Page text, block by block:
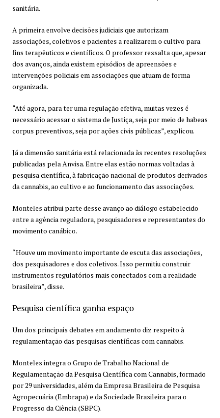
sanitária.
A primeira envolve decisões judiciais que autorizam
associações, coletivos e pacientes a realizarem o cultivo para
fins terapêuticos e científicos. O professor ressalta que, apesar
dos avanços, ainda existem episódios de apreensões e
intervenções policiais em associações que atuam de forma
organizada.
“Até agora, para ter uma regulação efetiva, muitas vezes é
necessário acessar o sistema de Justiça, seja por meio de habeas
corpus preventivos, seja por ações civis públicas”, explicou.
Já a dimensão sanitária está relacionada às recentes resoluções
publicadas pela Anvisa. Entre elas estão normas voltadas à
pesquisa científica, à fabricação nacional de produtos derivados
da cannabis, ao cultivo e ao funcionamento das associações.
Monteles atribui parte desse avanço ao diálogo estabelecido
entre a agência reguladora, pesquisadores e representantes do
movimento canábico.
“Houve um movimento importante de escuta das associações,
dos pesquisadores e dos coletivos. Isso permitiu construir
instrumentos regulatórios mais conectados com a realidade
brasileira”, disse.
Pesquisa científica ganha espaço
Um dos principais debates em andamento diz respeito à
regulamentação das pesquisas científicas com cannabis.
Monteles integra o Grupo de Trabalho Nacional de
Regulamentação da Pesquisa Científica com Cannabis, formado
por 29 universidades, além da Empresa Brasileira de Pesquisa
Agropecuária (Embrapa) e da Sociedade Brasileira para o
Progresso da Ciência (SBPC).